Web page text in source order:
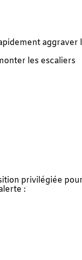
aggraver
les escaliers
privilégiée
: